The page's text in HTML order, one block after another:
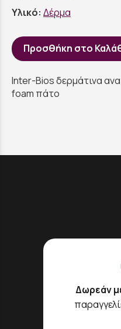
Υλικό: Δέρμα
Προσθήκη στο
Inter-Bios δερμάτινα
foam πάτο
Δωρεάν